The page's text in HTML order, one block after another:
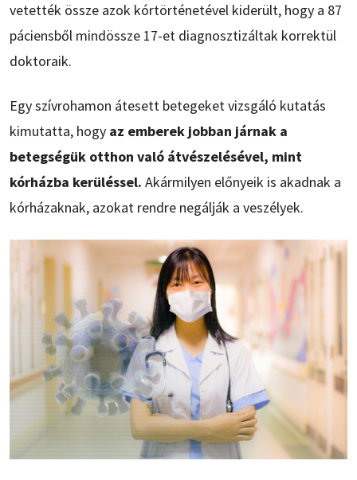
vetették össze azok kórtörténetével kiderült, hogy a 87
páciensből mindössze 17-et diagnosztizáltak korrektül
doktoraik.
Egy szívrohamon átesett betegeket vizsgáló kutatás
kimutatta, hogy az emberek jobban járnak a
betegségük otthon való átvészelésével, mint
kórházba kerüléssel. Akármilyen előnyeik is akadnak a
kórházaknak, azokat rendre negálják a veszélyek.